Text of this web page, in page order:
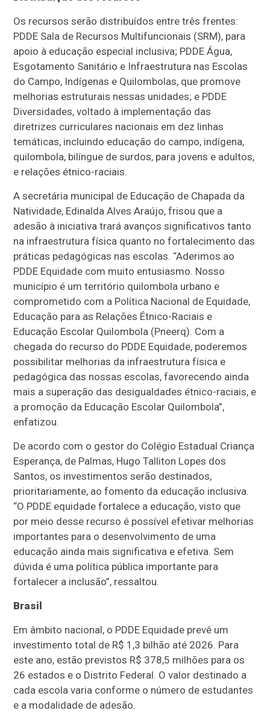
Os recursos serão distribuídos entre três frentes:
PDDE Sala de Recursos Multifuncionais (SRM), para
apoio à educação especial inclusiva; PDDE Água,
Esgotamento Sanitário e Infraestrutura nas Escolas
do Campo, Indígenas e Quilombolas, que promove
melhorias estruturais nessas unidades; e PDDE
Diversidades, voltado à implementação das
diretrizes curriculares nacionais em dez linhas
temáticas, incluindo educação do campo, indígena,
quilombola, bilíngue de surdos, para jovens e adultos,
e relações étnico-raciais.
A secretária municipal de Educação de Chapada da
Natividade, Edinalda Alves Araújo, frisou que a
adesão à iniciativa trará avanços significativos tanto
na infraestrutura física quanto no fortalecimento das
práticas pedagógicas nas escolas. “Aderimos ao
PDDE Equidade com muito entusiasmo. Nosso
município é um território quilombola urbano e
comprometido com a Política Nacional de Equidade,
Educação para as Relações Étnico-Raciais e
Educação Escolar Quilombola (Pneerq). Com a
chegada do recurso do PDDE Equidade, poderemos
possibilitar melhorias da infraestrutura física e
pedagógica das nossas escolas, favorecendo ainda
mais a superação das desigualdades étnico-raciais, e
a promoção da Educação Escolar Quilombola”,
enfatizou.
De acordo com o gestor do Colégio Estadual Criança
Esperança, de Palmas, Hugo Talliton Lopes dos
Santos, os investimentos serão destinados,
prioritariamente, ao fomento da educação inclusiva.
“O PDDE equidade fortalece a educação, visto que
por meio desse recurso é possível efetivar melhorias
importantes para o desenvolvimento de uma
educação ainda mais significativa e efetiva. Sem
dúvida é uma política pública importante para
fortalecer a inclusão”, ressaltou.
Brasil
Em âmbito nacional, o PDDE Equidade prevê um
investimento total de R$ 1,3 bilhão até 2026. Para
este ano, estão previstos R$ 378,5 milhões para os
26 estados e o Distrito Federal. O valor destinado a
cada escola varia conforme o número de estudantes
e a modalidade de adesão.